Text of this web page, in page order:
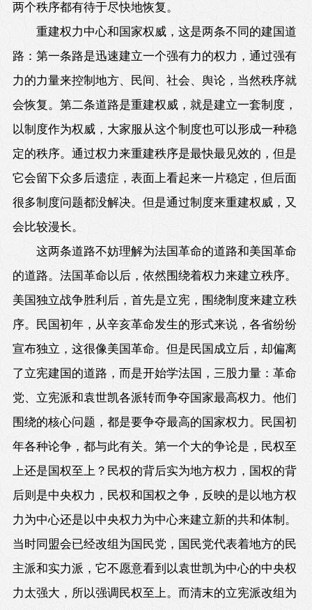
两个秩序都有待于尽快地恢复。
重建权力中心和国家权威，这是两条不同的建国道
路：第一条路是迅速建立一个强有力的权力，通过强有
力的力量来控制地方、民间、社会、舆论，当然秩序就
会恢复。第二条道路是重建权威，就是建立一套制度，
以制度作为权威，大家服从这个制度也可以形成一种稳
定的秩序。通过权力来重建秩序是最快最见效的，但是
它会留下众多后遗症，表面上看起来一片稳定，但后面
很多制度问题都没解决。但是通过制度来重建权威，又
会比较漫长。
这两条道路不妨理解为法国革命的道路和美国革命
的道路。法国革命以后，依然围绕着权力来建立秩序。
美国独立战争胜利后，首先是立宪，围绕制度来建立秩
序。民国初年，从辛亥革命发生的形式来说，各省纷纷
宣布独立，这很像美国革命。但是民国成立后，却偏离
了立宪建国的道路，而是开始学法国，三股力量：革命
党、立宪派和袁世凯各派转而争夺国家最高权力。他们
围绕的核心问题，都是要争夺最高的国家权力。民国初
年各种论争，都与此有关。第一个大的争论是，民权至
上还是国权至上？民权的背后实为地方权力，国权的背
后则是中央权力，民权和国权之争，反映的是以地方权
力为中心还是以中央权力为中心来建立新的共和体制。
当时同盟会已经改组为国民党，国民党代表着地方的民
主派和实力派，它不愿意看到以袁世凯为中心的中央权
力太强大，所以强调民权至上。而清末的立宪派改组为